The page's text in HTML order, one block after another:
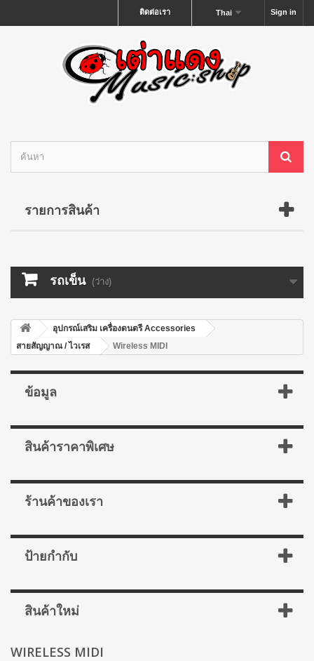
Sign in
Thai
ติดต่อเรา
รายการสินค้า
รถเข็น (ว่าง)
อุปกรณ์เสริม เครื่องดนตรี Accessories
สายสัญญาณ / ไวเรส
Wireless MIDI
ข้อมูล
สินค้าราคาพิเศษ
ร้านค้าของเรา
ป้ายกำกับ
สินค้าใหม่
WIRELESS MIDI